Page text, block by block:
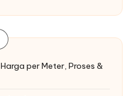
per Meter, Proses &